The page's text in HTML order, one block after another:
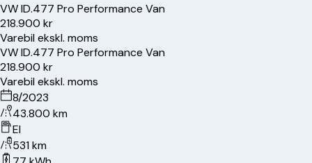
VWID.477 Pro Performance Van
218.900 kr
Varebil ekskl. moms
VWID.477 Pro Performance Van
218.900 kr
Varebil ekskl. moms
8/2023
43.800 km
El
531 km